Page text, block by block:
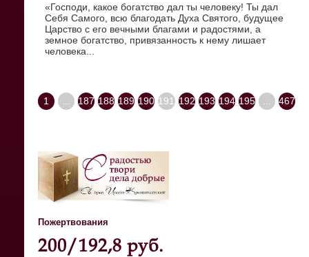
«Господи, какое богатство дал ты человеку! Ты дал
Себя Самого, всю благодать Духа Святого, будущее
Царство с его вечными благами и радостями, а
земное богатство, привязанность к нему лишает
человека...
1 187 188 189 190 191 192 193 194 195 467
Пожертвования
200/192,8 руб.